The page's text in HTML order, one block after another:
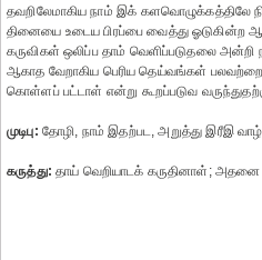
தவறிலேமாகிய நாம் இக் களவொழுக்கத்திலே
தினையை உடைய பிரப்பை வைத்து ஓடுகின்ற
கருவிகள் ஒலிப்ப தாம் வெளிப்படுதலை அன்றி
ஆகாத வேறாகிய பெரிய தெய்வங்கள்
கொள்ளப் பட்டாள் என்று கூறப்படுவ
முடிபு: தோழி, நாம் இதற்பட, அறுத்து இரீஇ
கருத்து: தாய் வெறியாடக் கருதினாள்;